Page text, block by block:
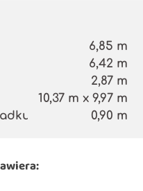
6,85 m
6,42 m
2,87 m
10,37 m x 9,97 m
0,90 m